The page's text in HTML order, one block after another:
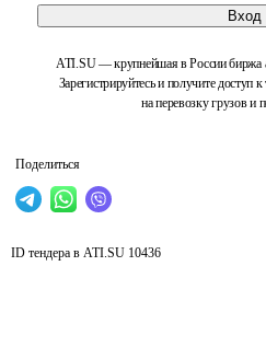
Вход
ATI.SU — крупнейшая в России биржа
Зарегистрируйтесь и получите доступ
на перевозку грузов и
Поделиться
ID тендера в ATI.SU 10436